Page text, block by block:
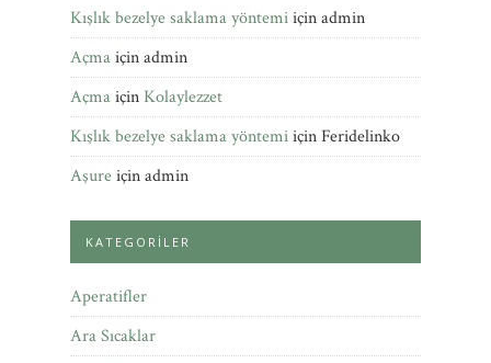
Kışlık bezelye saklama yöntemiiçinadmin
Açmaiçinadmin
Açmaiçin Kolaylezzet
Kışlık bezelye saklama yöntemiiçinFeridelinko
Aşureiçinadmin
KATEGORILER
Aperatifler
Ara Sıcaklar